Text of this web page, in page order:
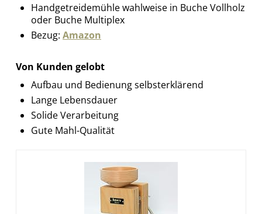
Handgetreidemühle wahlweise in Buche Vollholz
oder Buche Multiplex
Bezug: Amazon
Von Kunden gelobt
Aufbau und Bedienung selbsterklärend
Lange Lebensdauer
Solide Verarbeitung
Gute Mahl-Qualität